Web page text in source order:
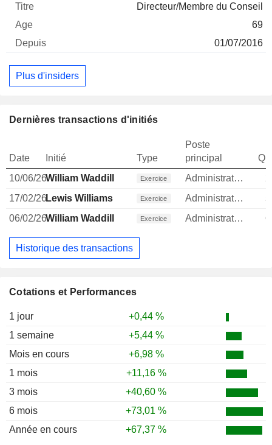
Cotations et Performances
1 jour
+0,44 %
1 semaine
+5,44 %
Mois en cours
+6,98 %
1 mois
+11,16 %
3 mois
+40,60 %
6 mois
+73,01 %
Année en cours
+67,37 %
Directeur/Membre du Conseil
69
01/07/2016
Plus d'insiders
Dernières transactions d'initiés
Date Initié Type
Poste
principal
10/06/26William Waddill Exercice Administrateur
17/02/26Lewis Williams Exercice Administrateur
06/02/26William Waddill Exercice Administrateur
Historique des transactions